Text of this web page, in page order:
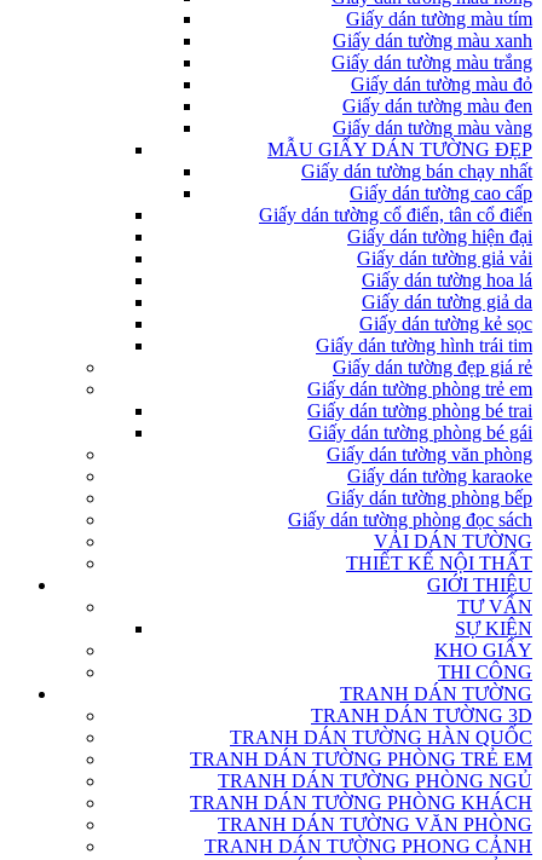
Giấy dán tường màu tím
Giấy dán tường màu xanh
Giấy dán tường màu trắng
Giấy dán tường màu đỏ
Giấy dán tường màu đen
Giấy dán tường màu vàng
MẪU GIẤY DÁN TƯỜNG ĐẸP
Giấy dán tường bán chạy nhất
Giấy dán tường cao cấp
Giấy dán tường cổ điển, tân cổ điển
Giấy dán tường hiện đại
Giấy dán tường giả vải
Giấy dán tường hoa lá
Giấy dán tường giả da
Giấy dán tường kẻ sọc
Giấy dán tường hình trái tim
Giấy dán tường đẹp giá rẻ
Giấy dán tường phòng trẻ em
Giấy dán tường phòng bé trai
Giấy dán tường phòng bé gái
Giấy dán tường văn phòng
Giấy dán tường karaoke
Giấy dán tường phòng bếp
Giấy dán tường phòng đọc sách
VẢI DÁN TƯỜNG
THIẾT KẾ NỘI THẤT
GIỚI THIỆU
TƯ VẤN
SỰ KIỆN
KHO GIẤY
THI CÔNG
TRANH DÁN TƯỜNG
TRANH DÁN TƯỜNG 3D
TRANH DÁN TƯỜNG HÀN QUỐC
TRANH DÁN TƯỜNG PHÒNG TRẺ EM
TRANH DÁN TƯỜNG PHÒNG NGỦ
TRANH DÁN TƯỜNG PHÒNG KHÁCH
TRANH DÁN TƯỜNG VĂN PHÒNG
TRANH DÁN TƯỜNG PHONG CẢNH